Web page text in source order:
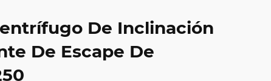
De Inclinación
De Escape De